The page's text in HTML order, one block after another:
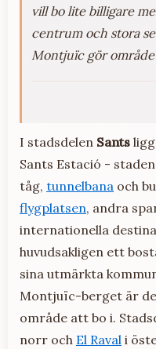
vill bo lite billigare
centrum och stora
Montjuïc gör
I stadsdelen Sants
Sants Estació -
tåg, tunnelbana och
flygplatsen, andra
internationella
huvudsakligen ett
sina utmärkta
Montjuïc-berget är
område att bo i.
norr och El Raval i